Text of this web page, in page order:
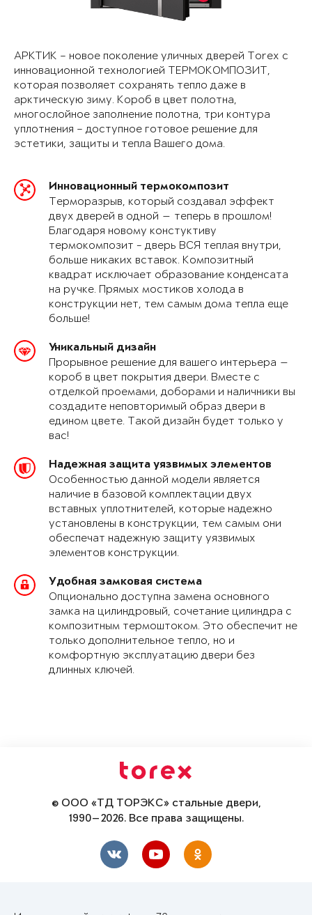
АРКТИК – новое поколение уличных дверей Torex с
инновационной технологией ТЕРМОКОМПОЗИТ,
которая позволяет сохранять тепло даже в
арктическую зиму. Короб в цвет полотна,
многослойное заполнение полотна, три контура
уплотнения – доступное готовое решение для
эстетики, защиты и тепла Вашего дома.
Инновационный термокомпозит
Терморазрыв, который создавал эффект
двух дверей в одной — теперь в прошлом!
Благодаря новому констуктиву
термокомпозит - дверь ВСЯ теплая внутри,
больше никаких вставок. Композитный
квадрат исключает образование конденсата
на ручке. Прямых мостиков холода в
конструкции нет, тем самым дома тепла еще
больше!
Уникальный дизайн
Прорывное решение для вашего интерьера —
короб в цвет покрытия двери. Вместе с
отделкой проемами, доборами и наличники вы
создадите неповторимый образ двери в
едином цвете. Такой дизайн будет только у
вас!
Надежная защита уязвимых элементов
Особенностью данной модели является
наличие в базовой комплектации двух
вставных уплотнителей, которые надежно
установлены в конструкции, тем самым они
обеспечат надежную защиту уязвимых
элементов конструкции.
Удобная замковая система
Опционально доступна замена основного
замка на цилиндровый, сочетание цилиндра с
композитным термоштоком. Это обеспечит не
только дополнительное тепло, но и
комфортную эксплуатацию двери без
длинных ключей.
© ООО «ТД ТОРЭКС» стальные двери,
1990—2026. Все права защищены.